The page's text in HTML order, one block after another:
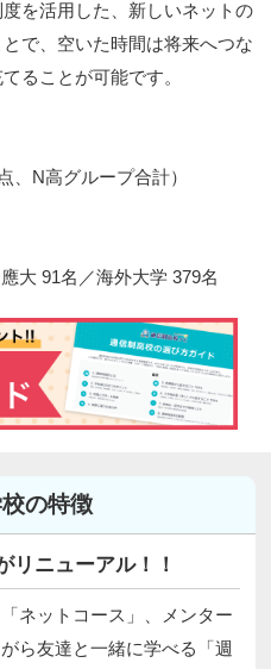
を活用した、新しいネットの
で、空いた時間は将来へつな
ることが可能です。
N高グループ合計）
大 91名／海外大学 379名
の特徴
リニューアル！！
ネットコース」、メンター
ら友達と一緒に学べる「週